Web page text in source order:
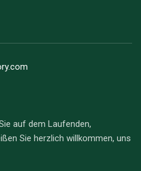
auf dem Laufenden,
Sie herzlich willkommen, uns